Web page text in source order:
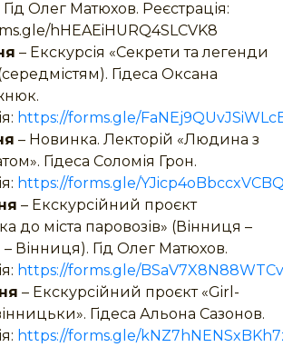
Олег Матюхов. Реєстрація:
hHEAEiHURQ4SLCVK8
– Екскурсія «Секрети та легенди
Гідеса Оксана
https://forms.gle/
– Новинка. Лекторій «Людина з
Гідеса Соломія Грон.
https://forms.gle/
– Екскурсійний проєкт
до міста паровозів» (Вінниця –
Вінниця). Гід Олег Матюхов.
https://forms.gle/
– Екскурсійний проєкт «Girl-
Гідеса Альона Сазонов.
https://forms.gle/